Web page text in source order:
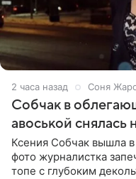
2 часа назад Соня
Собчак в
авоськой снялась
Ксения Собчак вышла
фото журналистка
топе с глубоким